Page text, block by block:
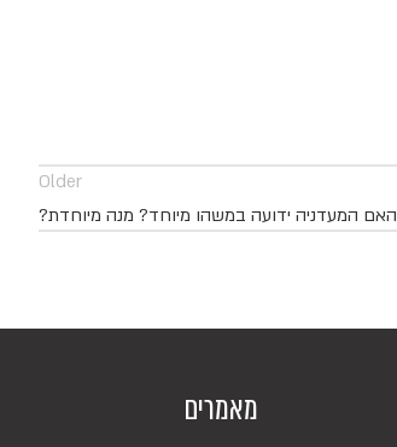
Older
האם המעדניה ידועה במשהו מיוחד? מנה מיוחדת?
מאמרים